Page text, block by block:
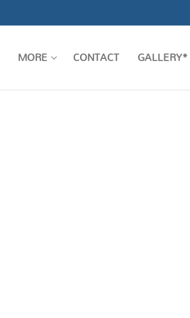
MORE CONTACT GALLERY*